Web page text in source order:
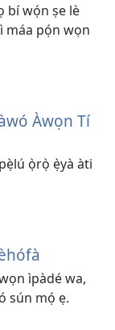
bí wọ́n ṣe lè
máa pọ́n wọn
Àwọn Tí
ọ̀rọ̀ ẹ̀yà àti
ìpàdé wa,
sún mọ́ ẹ.